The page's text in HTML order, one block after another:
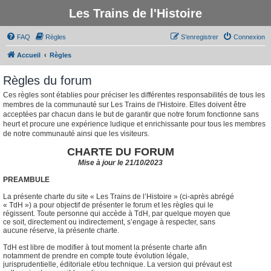
Les Trains de l'Histoire
FAQ Règles Connexion
S’enregistrer
Accueil Règles
Règles du forum
Ces règles sont établies pour préciser les différentes responsabilités de tous les
membres de la communauté sur Les Trains de l'Histoire. Elles doivent être
acceptées par chacun dans le but de garantir que notre forum fonctionne sans
heurt et procure une expérience ludique et enrichissante pour tous les membres
de notre communauté ainsi que les visiteurs.
CHARTE DU FORUM
Mise à jour le 21/10/2023
PREAMBULE
La présente charte du site « Les Trains de l’Histoire » (ci-après abrégé
« TdH ») a pour objectif de présenter le forum et les règles qui le
régissent. Toute personne qui accède à TdH, par quelque moyen que
ce soit, directement ou indirectement, s’engage à respecter, sans
aucune réserve, la présente charte.
TdH est libre de modifier à tout moment la présente charte afin
notamment de prendre en compte toute évolution légale,
jurisprudentielle, éditoriale et/ou technique. La version qui prévaut est